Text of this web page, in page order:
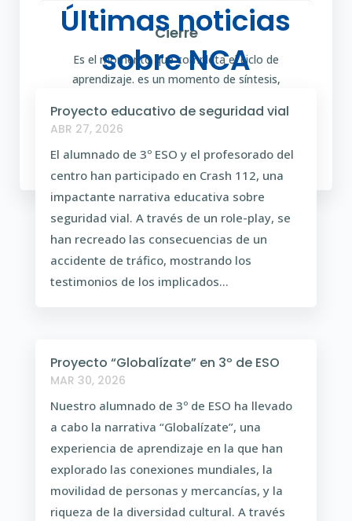
Cierre
Es el momento que completa el ciclo de
aprendizaje. es un momento de síntesis,
un carácter reflexivo, para integrar la experiencia
Últimas noticias
sobre NCA
Proyecto educativo de seguridad vial
ABR 27, 2026
El alumnado de 3º ESO y el profesorado del
centro han participado en Crash 112, una
impactante narrativa educativa sobre
seguridad vial. A través de un role-play, se
han recreado las consecuencias de un
accidente de tráfico, mostrando los
testimonios de los implicados...
Proyecto “Globalízate” en 3º de ESO
MAR 30, 2026
Nuestro alumnado de 3º de ESO ha llevado
a cabo la narrativa “Globalízate”, una
experiencia de aprendizaje en la que han
explorado las conexiones mundiales, la
movilidad de personas y mercancías, y la
riqueza de la diversidad cultural. A través